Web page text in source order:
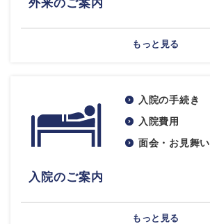
外来のご案内
もっと見る
入院のご案内
入院の手続き
入院費用
面会・お見舞い
もっと見る